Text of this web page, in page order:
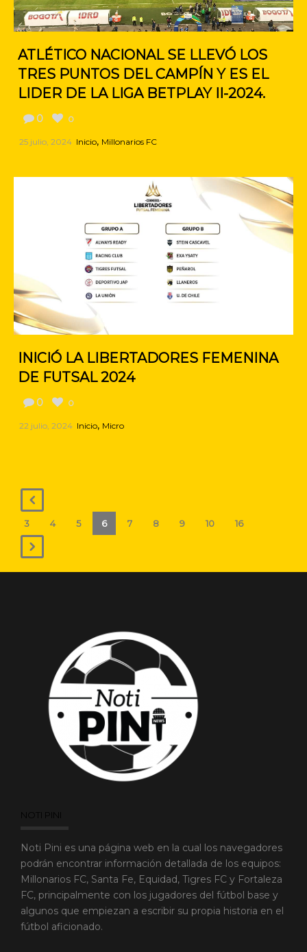
ATLÉTICO NACIONAL SE LLEVÓ LOS
TRES PUNTOS DEL CAMPÍN Y ES EL
LIDER DE LA LIGA BETPLAY II-2024.
0 0
25 julio, 2024 Inicio, Millonarios FC
INICIÓ LA LIBERTADORES FEMENINA
DE FUTSAL 2024
0 0
22 julio, 2024 Inicio, Micro
3 4 5 6 7 8 9 10 16
NOTI PINI
Noti Pini es una página web en la cual los navegadores
podrán encontrar información detallada de los equipos:
Millonarios FC, Santa Fe, Equidad, Tigres FC y Fortaleza
FC, principalmente con los jugadores del fútbol base y
algunos que empiezan a escribir su propia historia en el
fútbol aficionado.